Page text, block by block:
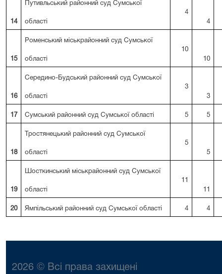
2026 © Всі права захищені
14
Путивльський районний суд Сумської
області
4
4
15
Роменський міськрайонний суд Сумської
області
10
10
16
Середино-Будський районний суд Сумської
області
3
3
17 Сумський районний суд Сумської області 5 5
18
Тростянецький районний суд Сумської
області
5
5
19
Шосткинський міськрайонний суд Сумської
області
11
11
20 Ямпільський районний суд Сумської області 4 4